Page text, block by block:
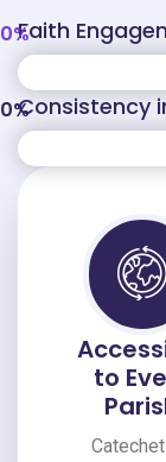
to
Faith
0%
Consistency
0%